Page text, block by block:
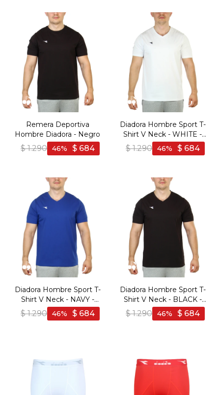
Remera Deportiva
Hombre Diadora - Negro
$ 1.290 $ 684
46
Diadora Hombre Sport T-
Shirt V Neck - WHITE -
Blanco
$ 1.290 $ 684
46
Diadora Hombre Sport T-
Shirt V Neck - NAVY -
Marino
$ 1.290 $ 684
46
Diadora Hombre Sport T-
Shirt V Neck - BLACK -
Negro
$ 1.290 $ 684
46